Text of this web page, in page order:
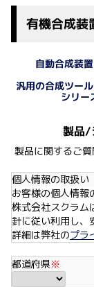
有機合成装
自動合成装
汎用の合成ツー
シリー
製品/
製品に関するご
個人情報の取扱い
お客様の個人情報
株式会社スクラム
針に従い利用し、
詳細は弊社のプラ
都道府県※